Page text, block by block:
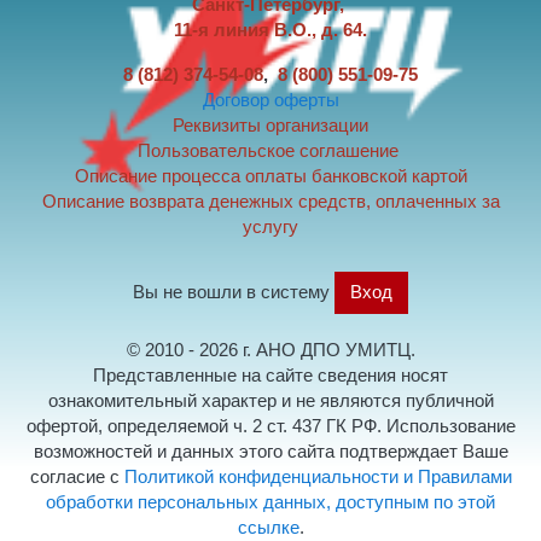
Санкт-Петербург,
11-я линия В.О., д. 64.
8 (812) 374-54-08, 8 (800) 551-09-75
Договор оферты
Реквизиты организации
Пользовательское соглашение
Описание процесса оплаты банковской картой
Описание возврата денежных средств, оплаченных за
услугу
Вы не вошли в систему Вход
© 2010 - 2026 г. АНО ДПО УМИТЦ.
Представленные на сайте сведения носят
ознакомительный характер и не являются публичной
офертой, определяемой ч. 2 ст. 437 ГК РФ. Использование
возможностей и данных этого сайта подтверждает Ваше
согласие с Политикой конфиденциальности и Правилами
обработки персональных данных, доступным по этой
ссылке.